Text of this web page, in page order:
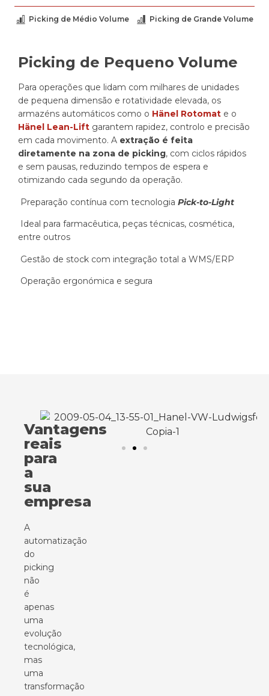
Picking de Médio Volume Picking de Grande Volume
Picking de Pequeno Volume
Para operações que lidam com milhares de unidades
de pequena dimensão e rotatividade elevada, os
armazéns automáticos como o Hänel Rotomat e o
Hänel Lean-Lift garantem rapidez, controlo e precisão
em cada movimento. A extração é feita
diretamente na zona de picking, com ciclos rápidos
e sem pausas, reduzindo tempos de espera e
otimizando cada segundo da operação.
Preparação contínua com tecnologia Pick-to-Light
Ideal para farmacêutica, peças técnicas, cosmética,
entre outros
Gestão de stock com integração total a WMS/ERP
Operação ergonómica e segura
Vantagens
reais
para
a
sua
empresa
A
automatização
do
picking
não
é
apenas
uma
evolução
tecnológica,
mas
uma
transformação